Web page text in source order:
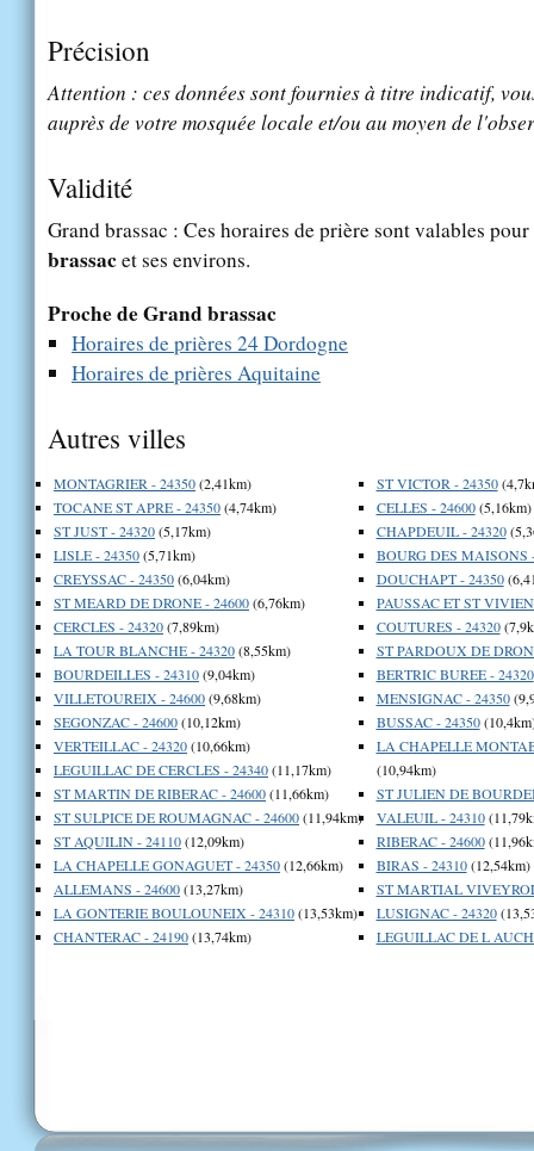
Précision
Attention : ces données sont fournies à titre indicatif,
auprès de votre mosquée locale et/ou au moyen de
Validité
Grand brassac : Ces horaires de prière sont valables
brassacet ses environs.
Proche de Grand brassac
Horaires de prières 24 Dordogne
Horaires de prières Aquitaine
Autres villes
MONTAGRIER - 24350(2,41km)
TOCANE ST APRE - 24350(4,74km)
ST JUST - 24320(5,17km)
LISLE - 24350(5,71km)
CREYSSAC - 24350(6,04km)
ST MEARD DE DRONE - 24600(6,76km)
CERCLES - 24320(7,89km)
LA TOUR BLANCHE - 24320(8,55km)
BOURDEILLES - 24310(9,04km)
VILLETOUREIX - 24600(9,68km)
SEGONZAC - 24600(10,12km)
VERTEILLAC - 24320(10,66km)
LEGUILLAC DE CERCLES - 24340(11,17km)
ST MARTIN DE RIBERAC - 24600(11,66km)
ST SULPICE DE ROUMAGNAC - 24600(11,94km)
ST AQUILIN - 24110(12,09km)
LA CHAPELLE GONAGUET - 24350(12,66km)
ALLEMANS - 24600(13,27km)
LA GONTERIE BOULOUNEIX - 24310(13,53km)
CHANTERAC - 24190(13,74km)
ST VICTOR - 24350
CELLES - 24600(5,16km)
CHAPDEUIL - 24320
BOURG DES MAISONS
DOUCHAPT - 24350
PAUSSAC ET ST
COUTURES - 24320
ST PARDOUX DE
BERTRIC BUREE - 24320
MENSIGNAC - 24350
BUSSAC - 24350
LA CHAPELLE
(10,94km)
ST JULIEN DE
VALEUIL - 24310
RIBERAC - 24600
BIRAS - 24310(12,54km)
ST MARTIAL
LUSIGNAC - 24320
LEGUILLAC DE L